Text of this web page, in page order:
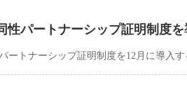
性パートナーシップ証明制度
ートナーシップ証明制度を12月に導入す